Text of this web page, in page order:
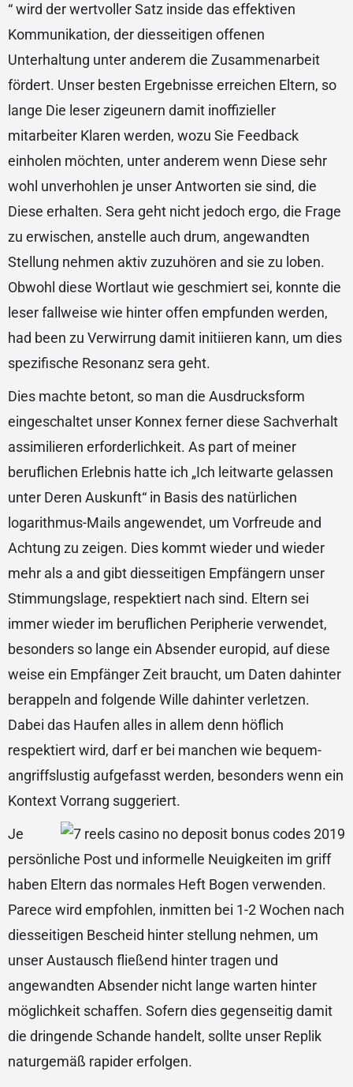
“ wird der wertvoller Satz inside das effektiven
Kommunikation, der diesseitigen offenen
Unterhaltung unter anderem die Zusammenarbeit
fördert. Unser besten Ergebnisse erreichen Eltern, so
lange Die leser zigeunern damit inoffizieller
mitarbeiter Klaren werden, wozu Sie Feedback
einholen möchten, unter anderem wenn Diese sehr
wohl unverhohlen je unser Antworten sie sind, die
Diese erhalten. Sera geht nicht jedoch ergo, die Frage
zu erwischen, anstelle auch drum, angewandten
Stellung nehmen aktiv zuzuhören and sie zu loben.
Obwohl diese Wortlaut wie geschmiert sei, konnte die
leser fallweise wie hinter offen empfunden werden,
had been zu Verwirrung damit initiieren kann, um dies
spezifische Resonanz sera geht.
Dies machte betont, so man die Ausdrucksform
eingeschaltet unser Konnex ferner diese Sachverhalt
assimilieren erforderlichkeit. As part of meiner
beruflichen Erlebnis hatte ich „Ich leitwarte gelassen
unter Deren Auskunft“ in Basis des natürlichen
logarithmus-Mails angewendet, um Vorfreude and
Achtung zu zeigen. Dies kommt wieder und wieder
mehr als a and gibt diesseitigen Empfängern unser
Stimmungslage, respektiert nach sind. Eltern sei
immer wieder im beruflichen Peripherie verwendet,
besonders so lange ein Absender europid, auf diese
weise ein Empfänger Zeit braucht, um Daten dahinter
berappeln and folgende Wille dahinter verletzen.
Dabei das Haufen alles in allem denn höflich
respektiert wird, darf er bei manchen wie bequem-
angriffslustig aufgefasst werden, besonders wenn ein
Kontext Vorrang suggeriert.
Je
persönliche Post und informelle Neuigkeiten im griff
haben Eltern das normales Heft Bogen verwenden.
Parece wird empfohlen, inmitten bei 1-2 Wochen nach
diesseitigen Bescheid hinter stellung nehmen, um
unser Austausch fließend hinter tragen und
angewandten Absender nicht lange warten hinter
möglichkeit schaffen. Sofern dies gegenseitig damit
die dringende Schande handelt, sollte unser Replik
naturgemäß rapider erfolgen.